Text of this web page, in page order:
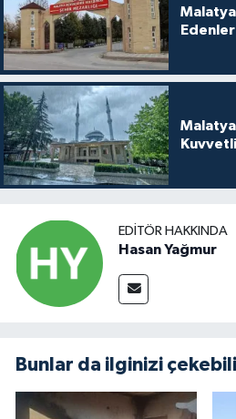
EDITÖR HAKKINDA
Hasan Yağmur
Bunlar da ilginizi